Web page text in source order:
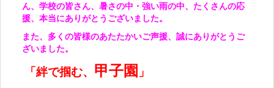
ん、学校の皆さん、暑さの中・強い雨の中、たくさんの応
援、本当にありがとうございました。
また、多くの皆様のあたたかいご声援、誠にありがとうご
ざいました。
「絆で掴む、 甲子園 」